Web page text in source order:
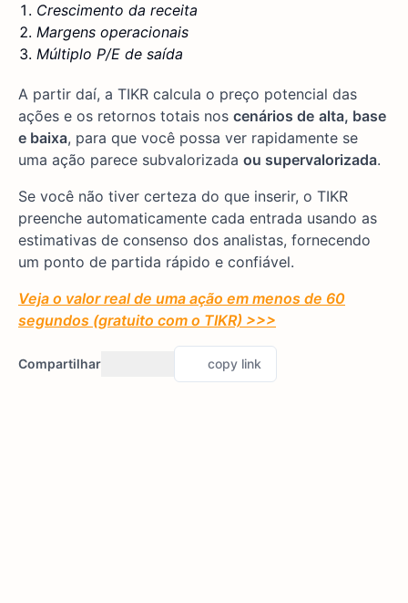
Crescimento da receita
Margens operacionais
Múltiplo P/E de saída
A partir daí, a TIKR calcula o preço potencial das
ações e os retornos totais nos cenários de alta, base
e baixa, para que você possa ver rapidamente se
uma ação parece subvalorizada ou supervalorizada.
Se você não tiver certeza do que inserir, o TIKR
preenche automaticamente cada entrada usando as
estimativas de consenso dos analistas, fornecendo
um ponto de partida rápido e confiável.
Veja o valor real de uma ação em menos de 60
segundos (gratuito com o TIKR) >>>
Compartilhar copy link